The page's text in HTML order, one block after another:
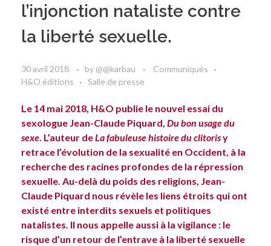
l’injonction nataliste contre
la liberté sexuelle.
30 avril 2018 by @@karbau
Communiqués
H&O éditions
Salle de presse
Le 14 mai 2018, H&O publie le nouvel essai du
sexologue Jean-Claude Piquard, Du bon usage du
sexe . L’auteur deLa fabuleuse histoire du clitorisy
retrace l’évolution de la sexualité en Occident, à la
recherche des racines profondes de la répression
sexuelle. Au-delà du poids des religions, Jean-
Claude Piquard nous révèle les liens étroits qui ont
existé entre interdits sexuels et politiques
natalistes. Il nous appelle aussi à la vigilance : le
risque d’un retour de l’entrave à la liberté sexuelle